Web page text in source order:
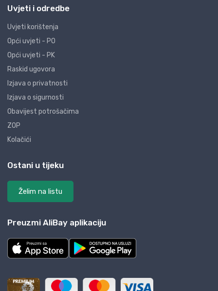
Uvjeti i odredbe
Uvjeti korištenja
Opći uvjeti - PO
Opći uvjeti - PK
Raskid ugovora
Izjava o privatnosti
Izjava o sigurnosti
Obavijest potrošačima
ZOP
Kolačići
Ostani u tijeku
Želim na listu
Preuzmi AliBay aplikaciju